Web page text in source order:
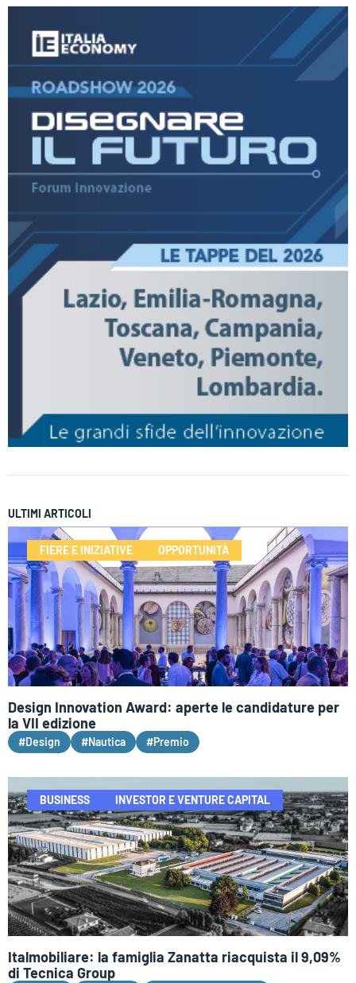
ULTIMI ARTICOLI
FIERE E INIZIATIVE OPPORTUNITÀ
Design Innovation Award: aperte le candidature per
la VII edizione
#Design #Nautica #Premio
BUSINESS INVESTOR E VENTURE CAPITAL
Italmobiliare: la famiglia Zanatta riacquista il 9,09%
di Tecnica Group